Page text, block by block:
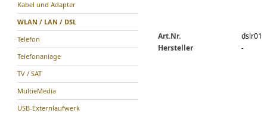
Kabel und Adapter
WLAN / LAN / DSL
Telefon
Telefonanlage
TV / SAT
MultieMedia
USB-Externlaufwerk
Art.Nr.
dslr01
Hersteller
-